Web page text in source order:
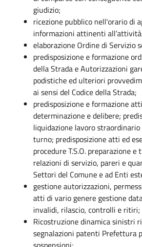
giudizio;
ricezione pubblico nell'orario di
informazioni attinenti all’attività
elaborazione Ordine di Servizio
predisposizione e formazione
della Strada e Autorizzazioni
podistiche ed ulteriori
ai sensi del Codice della Strada;
predisposizione e formazione
determinazione e delibere;
liquidazione lavoro
turno; predisposizione atti ed
procedure T.S.O. preparazione e
relazioni di servizio, pareri e
Settori del Comune e ad Enti
gestione autorizzazioni,
atti di vario genere gestione
invalidi, rilascio, controlli e ritiri;
Ricostruzione dinamica sinistri
segnalazioni patenti Prefettura